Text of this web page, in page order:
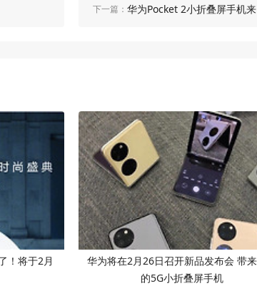
下一篇： 华为Pocket 2小折叠屏手机
！将于2月
华为将在2月26日召开新品发布会 带
的5G小折叠屏手机